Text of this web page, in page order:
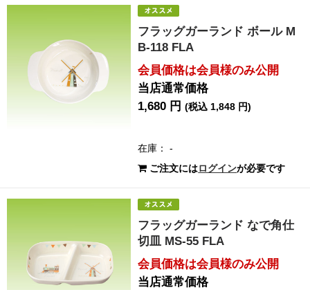
フラッグガーランド ボール M
B-118 FLA
会員価格は会員様のみ公開
当店通常価格
1,680 円(税込 1,848 円)
在庫： -
ご注文にはログインが必要です
フラッグガーランド なで角仕
切皿 MS-55 FLA
会員価格は会員様のみ公開
当店通常価格